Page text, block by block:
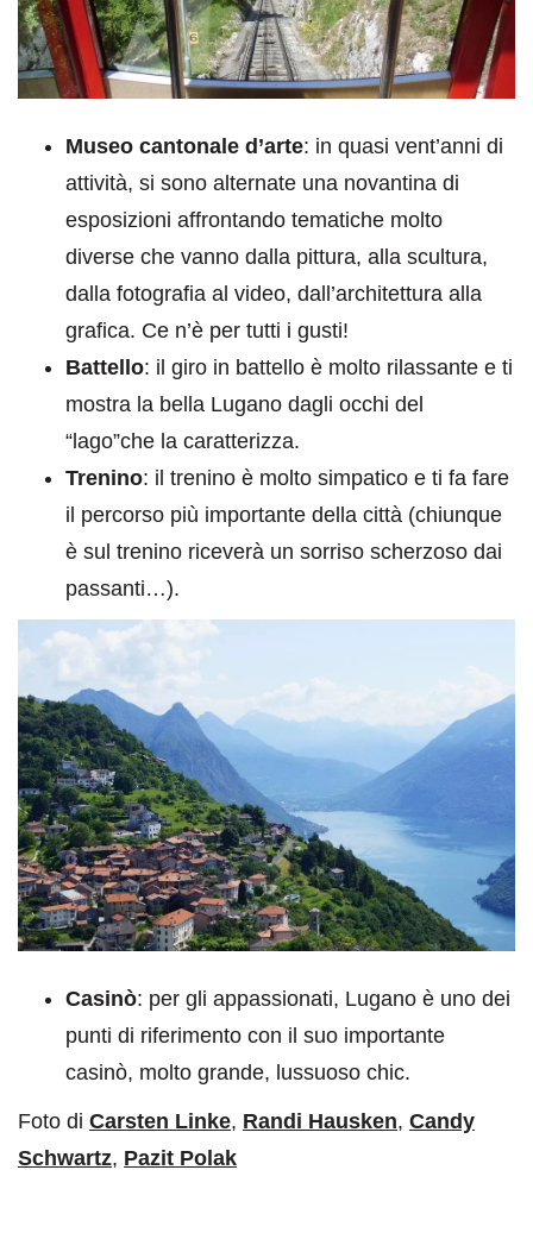
Museo cantonale d’arte: in quasi vent’anni di
attività, si sono alternate una novantina di
esposizioni affrontando tematiche molto
diverse che vanno dalla pittura, alla scultura,
dalla fotografia al video, dall’architettura alla
grafica. Ce n’è per tutti i gusti!
Battello: il giro in battello è molto rilassante e ti
mostra la bella Lugano dagli occhi del
“lago”che la caratterizza.
Trenino: il trenino è molto simpatico e ti fa fare
il percorso più importante della città (chiunque
è sul trenino riceverà un sorriso scherzoso dai
passanti…).
Casinò: per gli appassionati, Lugano è uno dei
punti di riferimento con il suo importante
casinò, molto grande, lussuoso chic.
Foto di Carsten Linke, Randi Hausken, Candy
Schwartz, Pazit Polak